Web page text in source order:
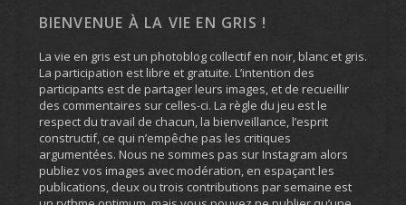
BIENVENUE À LA VIE EN GRIS !
La vie en gris est un photoblog collectif en noir, blanc et gris.
La participation est libre et gratuite. L’intention des
participants est de partager leurs images, et de recueillir
des commentaires sur celles-ci. La règle du jeu est le
respect du travail de chacun, la bienveillance, l’esprit
constructif, ce qui n’empêche pas les critiques
argumentées. Nous ne sommes pas sur Instagram alors
publiez vos images avec modération, en espaçant les
publications, deux ou trois contributions par semaine est